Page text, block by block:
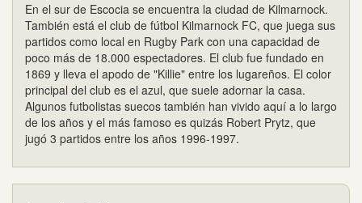
En el sur de Escocia se encuentra la ciudad de Kilmarnock.
También está el club de fútbol Kilmarnock FC, que juega sus
partidos como local en Rugby Park con una capacidad de
poco más de 18.000 espectadores. El club fue fundado en
1869 y lleva el apodo de "Killie" entre los lugareños. El color
principal del club es el azul, que suele adornar la casa.
Algunos futbolistas suecos también han vivido aquí a lo largo
de los años y el más famoso es quizás Robert Prytz, que
jugó 3 partidos entre los años 1996-1997.